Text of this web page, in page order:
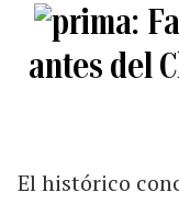
antes del
El histórico